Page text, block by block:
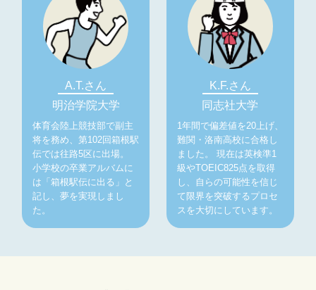
A.T.さん
明治学院大学
体育会陸上競技部で副主
将を務め、第102回箱根駅
伝では往路5区に出場。
小学校の卒業アルバムに
は「箱根駅伝に出る」と
記し、夢を実現しまし
た。
K.F.さん
同志社大学
1年間で偏差値を20上げ、
難関・洛南高校に合格し
ました。 現在は英検準1
級やTOEIC825点を取得
し、自らの可能性を信じ
て限界を突破するプロセ
スを大切にしています。